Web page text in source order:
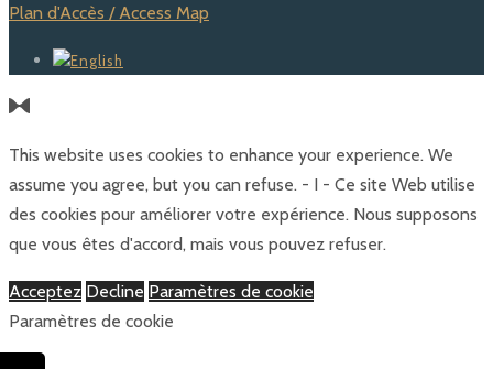
Plan d'Accès / Access Map
This website uses cookies to enhance your experience. We
assume you agree, but you can refuse. - I - Ce site Web utilise
des cookies pour améliorer votre expérience. Nous supposons
que vous êtes d'accord, mais vous pouvez refuser.
Acceptez Decline Paramètres de cookie
Paramètres de cookie